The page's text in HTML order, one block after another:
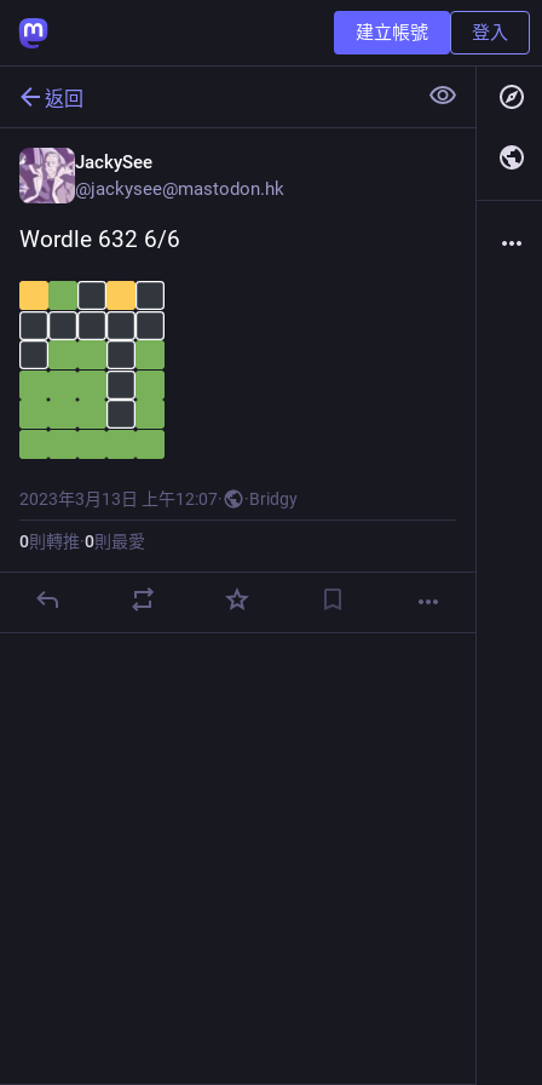
建立帳號 登入
返回
JackySee
@jackysee@mastodon.hk
Wordle 632 6/6
2023年3月13日 上午12:07· ·Bridgy
0則轉推·0則最愛